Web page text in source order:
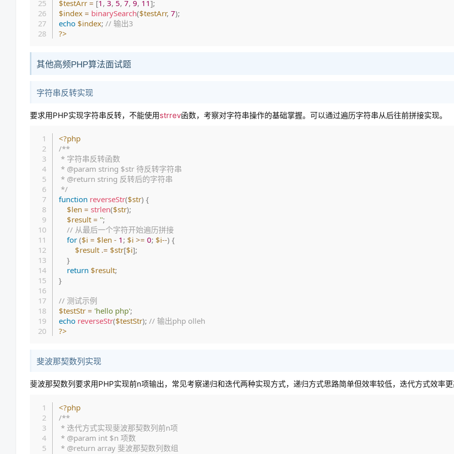
$testArr = [1 , 3, 5, 7, 9, 11];
$index = binarySearch($testArr, 7);
echo $index; // 输出3
?>
其他高频PHP算法面试题
字符串反转实现
要求用PHP实现字符串反转，不能使用strrev函数，考察对字符串操作的基础掌握。可以通过遍历字符串从后往前拼接实现。
<?php
/**
*/
function reverseStr($str) {
$len = strlen($str);
$result = '';
// 从最后一个字符开始遍历拼接
for ($i = $len - 1 ; $i >= 0; $i--) {
$result .= $str[$i];
}
return $result;
}
// 测试示例
$testStr = 'hello php';
echo reverseStr($testStr); // 输出php olleh
?>
斐波那契数列实现
斐波那契数列要求用PHP实现前n项输出，常见考察递归和迭代两种实现方式，递归方式思路简单但效率较低，迭代方式效率
<?php
/**